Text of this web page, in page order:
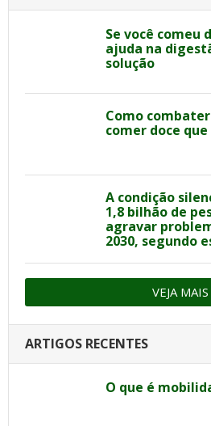
Se você comeu
ajuda na
solução
Como
comer doce
A condição
1,8 bilhão de
agravar
2030, segundo
VEJA MAIS
ARTIGOS RECENTES
O que é